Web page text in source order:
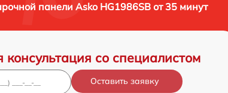
панели Asko HG1986SB от 35 минут
консультация со специалистом
Оставить заявку